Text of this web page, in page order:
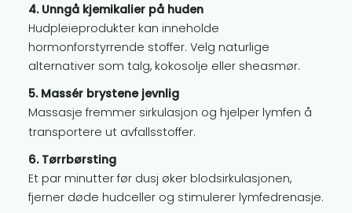
4. Unngå kjemikalier på huden
Hudpleieprodukter kan inneholde
hormonforstyrrende stoffer. Velg naturlige
alternativer som talg, kokosolje eller sheasmør.
5. Massér brystene jevnlig
Massasje fremmer sirkulasjon og hjelper lymfen å
transportere ut avfallsstoffer.
6. Tørrbørsting
Et par minutter før dusj øker blodsirkulasjonen,
fjerner døde hudceller og stimulerer lymfedrenasje.